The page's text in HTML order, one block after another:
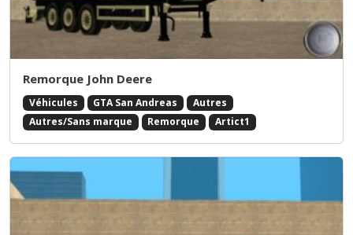
Remorque John Deere
Véhicules GTA San Andreas
Autres
Autres/Sans marque
Remorque Artict1